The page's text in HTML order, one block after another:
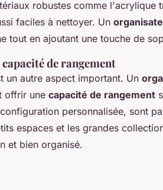
robustes comme l'acrylique
faciles à nettoyer. Un
tout en ajoutant une touche de
de rangement
un autre aspect important. Un
offrir une capacité de rangement
personnalisée, sont
espaces et les grandes
et bien organisé.